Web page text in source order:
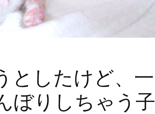
としたけど、一
ぼりしちゃう子